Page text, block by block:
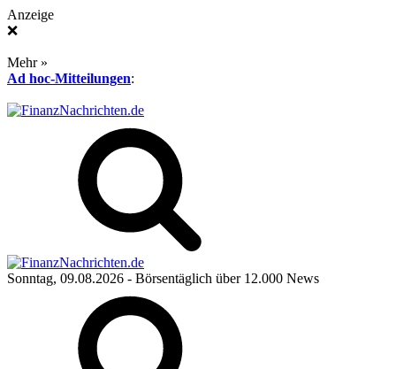
Anzeige
❌
Mehr »
Ad hoc-Mitteilungen:
Sonntag, 09.08.2026 - Börsentäglich über 12.000 News